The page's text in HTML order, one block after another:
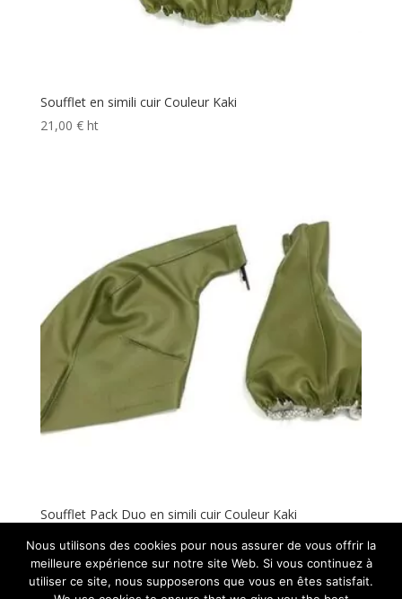
Soufflet en simili cuir Couleur Kaki
21,00 € ht
Soufflet Pack Duo en simili cuir Couleur Kaki
45,00€
Nous utilisons des cookies pour nous assurer de vous offrir la
meilleure expérience sur notre site Web. Si vous continuez à
utiliser ce site, nous supposerons que vous en êtes satisfait.